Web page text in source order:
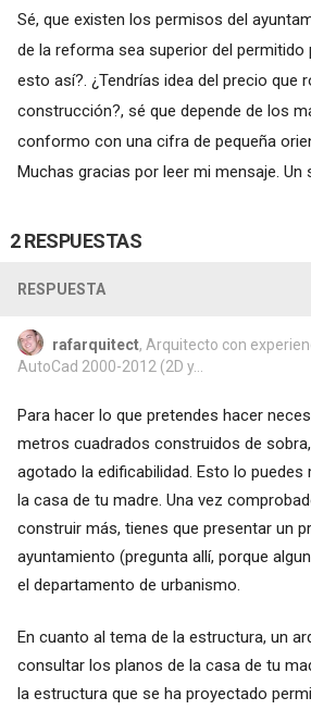
Sé, que existen los permisos del
de la reforma sea superior del permitido
esto así?. ¿Tendrías idea del precio que
construcción?, sé que depende de los
conformo con una cifra de pequeña
Muchas gracias por leer mi mensaje. Un
2 RESPUESTAS
RESPUESTA
rafarquitect, Arquitecto con
AutoCad 2000-2012 (2D y...
Para hacer lo que pretendes hacer
metros cuadrados construidos de
agotado la edificabilidad. Esto lo puedes
la casa de tu madre. Una vez
construir más, tienes que presentar un
ayuntamiento (pregunta allí, porque
el departamento de urbanismo.
En cuanto al tema de la estructura, un
consultar los planos de la casa de tu
la estructura que se ha proyectado